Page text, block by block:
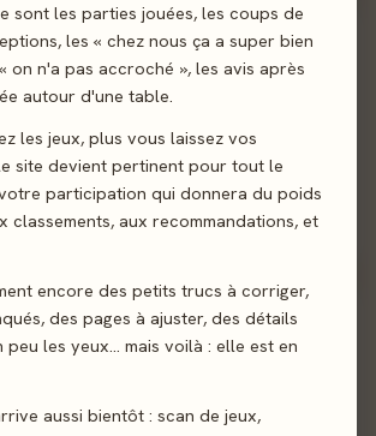
sont les parties jouées, les coups de
les « chez nous ça a super bien
on n'a pas accroché », les avis après
autour d'une table.
les jeux, plus vous laissez vos
site devient pertinent pour tout le
participation qui donnera du poids
classements, aux recommandations, et
encore des petits trucs à corriger,
des pages à ajuster, des détails
peu les yeux… mais voilà : elle est en
aussi bientôt : scan de jeux,
100%
4-6 J
100%
10 J